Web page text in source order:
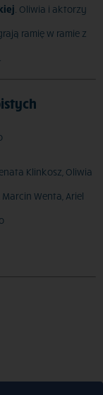
. Oliwia i aktorzy
ramię w ramie z
Klinkosz, Oliwia
Wenta, Ariel